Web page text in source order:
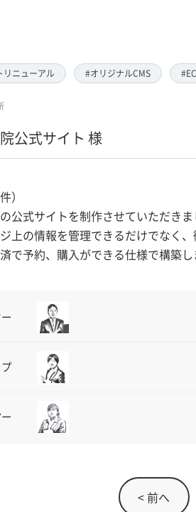
リニューアル #オリジナルCMS
公式サイト 様
）
公式サイトを制作させていただきま
上の情報を管理できるだけでなく
で予約、購入ができる仕様で構築し
< 前へ